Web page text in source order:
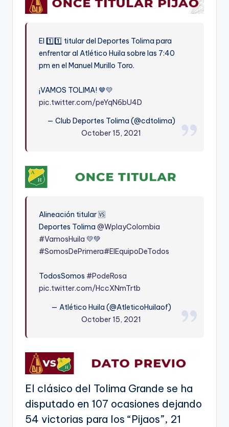
El 1️⃣1️⃣ titular del Deportes Tolima para
enfrentar al Atlético Huila sobre las 7:40
pm en el Manuel Murillo Toro.
¡VAMOS TOLIMA! 🤎💛
pic.twitter.com/peYqN6bU4D
— Club Deportes Tolima (@cdtolima)
October 15, 2021
Alineación titular 🆚
Deportes Tolima@WplayColombia
#VamosHuila 💛💚
#SomosDePrimera#ElEquipoDeTodos
TodosSomos#PodeRosa
pic.twitter.com/HccXNmTrtb
— Atlético Huila (@AtleticoHuilaof)
October 15, 2021
El clásico del Tolima Grande se ha
disputado en 107 ocasiones dejando
54 victorias para los “Pijaos”, 21